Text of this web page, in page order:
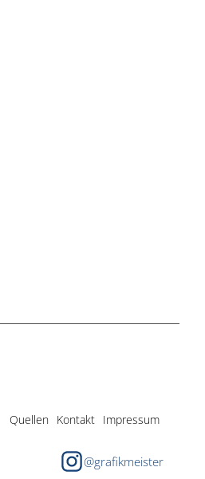
Quellen Kontakt Impressum
@grafikmeister